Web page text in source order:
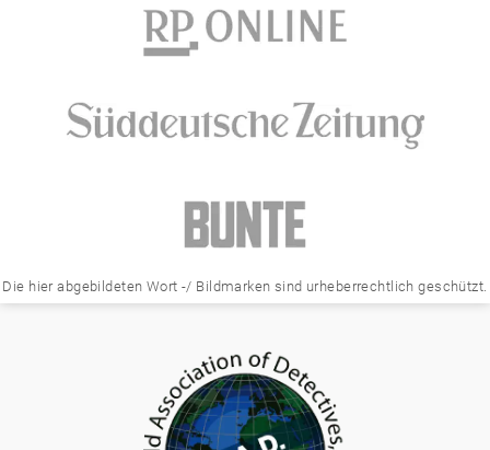
Die hier abgebildeten Wort -/ Bildmarken sind urheberrechtlich geschützt.